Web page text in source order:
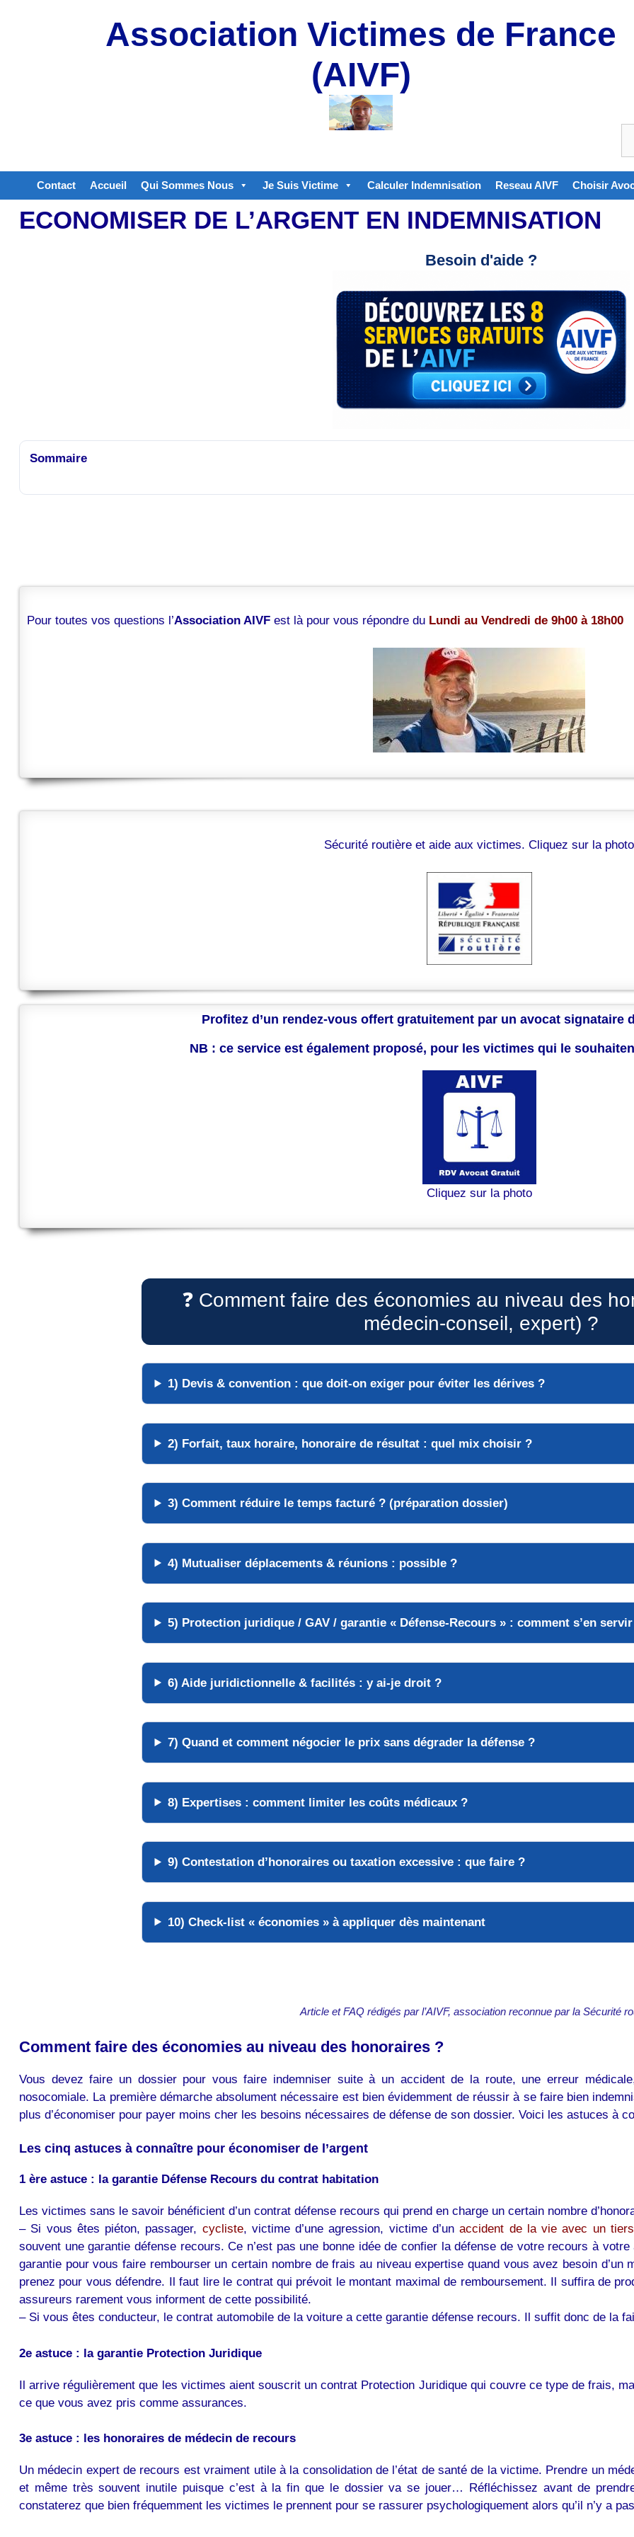
Association Victimes de France
(AIVF)
Contact Accueil Qui Sommes Nous Je Suis Victime Calculer Indemnisation Reseau AIVF Choisir
ECONOMISER DE L’ARGENT EN INDEMNISATION
Besoin d'aide ?
Sommaire
Pour toutes vos questions l’Association AIVF est là pour vous répondre du Lundi au Vendredi de 9h00 à 18h00
Sécurité routière et aide aux victimes. Cliquez sur la photo
Profitez d’un rendez-vous offert gratuitement par un avocat signataire
NB : ce service est également proposé, pour les victimes qui le
Cliquez sur la photo
❓ Comment faire des économies au niveau des
médecin-conseil, expert) ?
1) Devis & convention : que doit-on exiger pour éviter les dérives ?
2) Forfait, taux horaire, honoraire de résultat : quel mix choisir ?
3) Comment réduire le temps facturé ? (préparation dossier)
4) Mutualiser déplacements & réunions : possible ?
5) Protection juridique / GAV / garantie « Défense-Recours » : comment s’en
6) Aide juridictionnelle & facilités : y ai-je droit ?
7) Quand et comment négocier le prix sans dégrader la défense ?
8) Expertises : comment limiter les coûts médicaux ?
9) Contestation d’honoraires ou taxation excessive : que faire ?
10) Check-list « économies » à appliquer dès maintenant
Article et FAQ rédigés par l’AIVF, association reconnue par la Sécurité
Comment faire des économies au niveau des honoraires ?
Vous devez faire un dossier pour vous faire indemniser suite à un accident de la route, une erreur
nosocomiale. La première démarche absolument nécessaire est bien évidemment de réussir à se faire bien
plus d’économiser pour payer moins cher les besoins nécessaires de défense de son dossier. Voici les astuces à
Les cinq astuces à connaître pour économiser de l’argent
1 ère astuce : la garantie Défense Recours du contrat habitation
Les victimes sans le savoir bénéficient d’un contrat défense recours qui prend en charge un certain nombre
– Si vous êtes piéton, passager, cycliste, victime d’une agression, victime d’unaccident de la vie avec un tiers
souvent une garantie défense recours. Ce n’est pas une bonne idée de confier la défense de votre recours à
garantie pour vous faire rembourser un certain nombre de frais au niveau expertise quand vous avez besoin d’un
prenez pour vous défendre. Il faut lire le contrat qui prévoit le montant maximal de remboursement. Il suffira de
assureurs rarement vous informent de cette possibilité.
– Si vous êtes conducteur, le contrat automobile de la voiture a cette garantie défense recours. Il suffit donc de la
2e astuce : la garantie Protection Juridique
Il arrive régulièrement que les victimes aient souscrit un contrat Protection Juridique qui couvre ce type de frais,
ce que vous avez pris comme assurances.
3e astuce : les honoraires de médecin de recours
Un médecin expert de recours est vraiment utile à la consolidation de l’état de santé de la victime. Prendre un
et même très souvent inutile puisque c’est à la fin que le dossier va se jouer… Réfléchissez avant de
constaterez que bien fréquemment les victimes le prennent pour se rassurer psychologiquement alors qu’il n’y a